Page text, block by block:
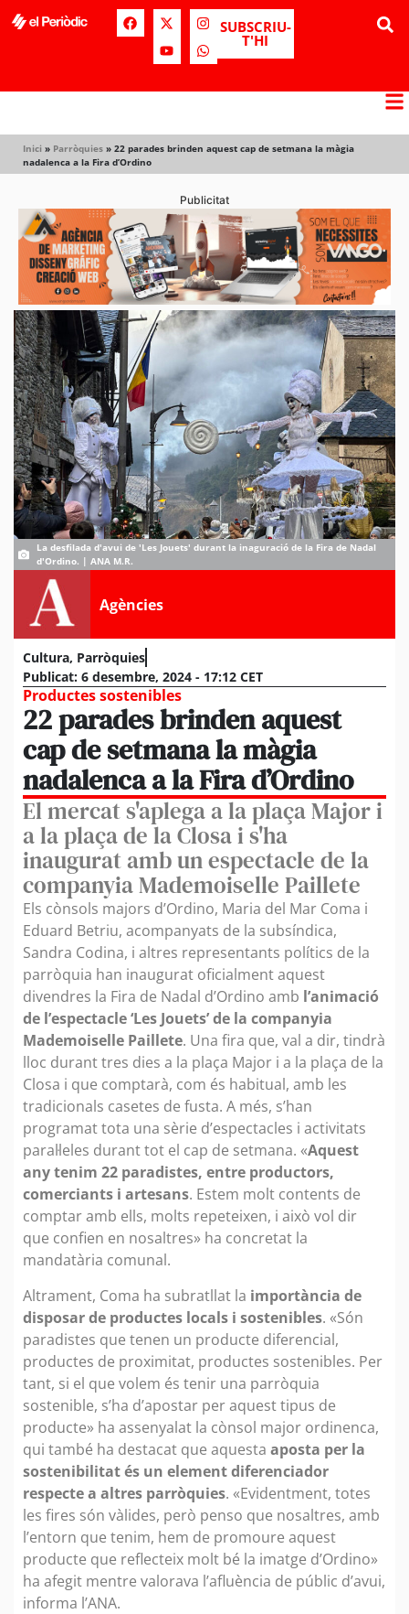
SUBSCRIU-
T'HI
Inici » Parròquies » 22 parades brinden aquest cap de setmana la màgia
nadalenca a la Fira d’Ordino
Publicitat
La desfilada d'avui de 'Les Jouets' durant la inaguració de la Fira de Nadal
d'Ordino. | ANA M.R.
Agències
Cultura, Parròquies
Publicat: 6 desembre, 2024 - 17:12 CET
Productes sostenibles
22 parades brinden aquest
cap de setmana la màgia
nadalenca a la Fira d’Ordino
El mercat s'aplega a la plaça Major i
a la plaça de la Closa i s'ha
inaugurat amb un espectacle de la
companyia Mademoiselle Paillete
Els cònsols majors d’Ordino, Maria del Mar Coma i
Eduard Betriu, acompanyats de la subsíndica,
Sandra Codina, i altres representants polítics de la
parròquia han inaugurat oficialment aquest
divendres la Fira de Nadal d’Ordino amb l’animació
de l’espectacle ‘Les Jouets’ de la companyia
Mademoiselle Paillete. Una fira que, val a dir, tindrà
lloc durant tres dies a la plaça Major i a la plaça de la
Closa i que comptarà, com és habitual, amb les
tradicionals casetes de fusta. A més, s’han
programat tota una sèrie d’espectacles i activitats
paral·leles durant tot el cap de setmana. «Aquest
any tenim 22 paradistes, entre productors,
comerciants i artesans. Estem molt contents de
comptar amb ells, molts repeteixen, i això vol dir
que confien en nosaltres» ha concretat la
mandatària comunal.
Altrament, Coma ha subratllat la importància de
disposar de productes locals i sostenibles. «Són
paradistes que tenen un producte diferencial,
productes de proximitat, productes sostenibles. Per
tant, si el que volem és tenir una parròquia
sostenible, s’ha d’apostar per aquest tipus de
producte» ha assenyalat la cònsol major ordinenca,
qui també ha destacat que aquesta aposta per la
sostenibilitat és un element diferenciador
respecte a altres parròquies. «Evidentment, totes
les fires són vàlides, però penso que nosaltres, amb
l’entorn que tenim, hem de promoure aquest
producte que reflecteix molt bé la imatge d’Ordino»
ha afegit mentre valorava l’afluència de públic d’avui,
informa l’ANA.